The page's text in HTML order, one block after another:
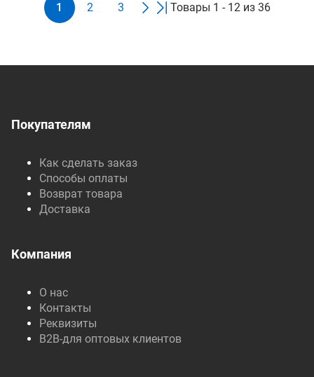
1 2 3 Товары 1 - 12 из 36
Покупателям
Как сделать заказ
Способы оплаты
Возврат товара
Доставка
Компания
О нас
Контакты
Реквизиты
B2B-для оптовых клиентов